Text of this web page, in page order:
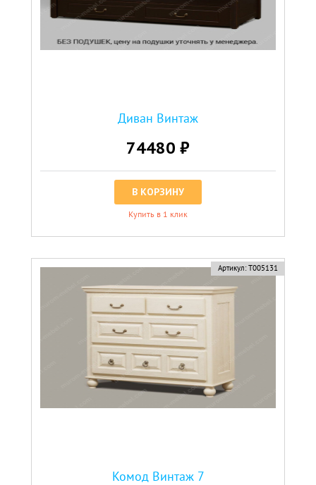
Диван Винтаж
74480 ₽
В КОРЗИНУ
Купить в 1 клик
Артикул: Т005131
Комод Винтаж 7